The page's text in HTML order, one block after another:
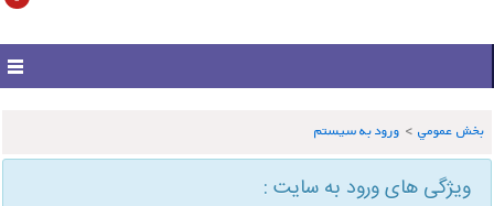
بخش عمومي> ورود به سیستم
ویژگی های ورود به سایت :